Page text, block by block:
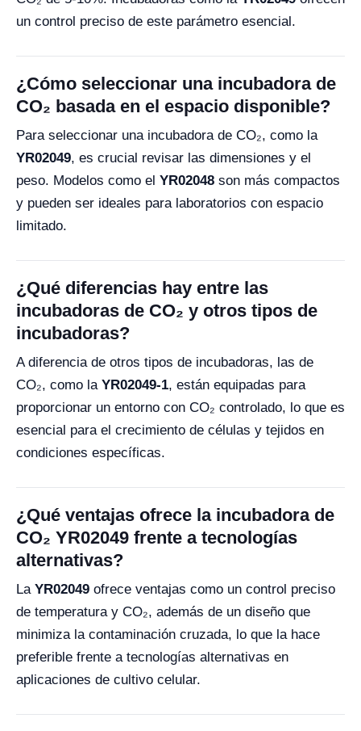
un control preciso de este parámetro esencial.
¿Cómo seleccionar una incubadora de
CO₂ basada en el espacio disponible?
Para seleccionar una incubadora de CO₂, como la
YR02049, es crucial revisar las dimensiones y el
peso. Modelos como el YR02048 son más compactos
y pueden ser ideales para laboratorios con espacio
limitado.
¿Qué diferencias hay entre las
incubadoras de CO₂ y otros tipos de
incubadoras?
A diferencia de otros tipos de incubadoras, las de
CO₂, como la YR02049-1, están equipadas para
proporcionar un entorno con CO₂ controlado, lo que es
esencial para el crecimiento de células y tejidos en
condiciones específicas.
¿Qué ventajas ofrece la incubadora de
CO₂ YR02049 frente a tecnologías
alternativas?
La YR02049 ofrece ventajas como un control preciso
de temperatura y CO₂, además de un diseño que
minimiza la contaminación cruzada, lo que la hace
preferible frente a tecnologías alternativas en
aplicaciones de cultivo celular.